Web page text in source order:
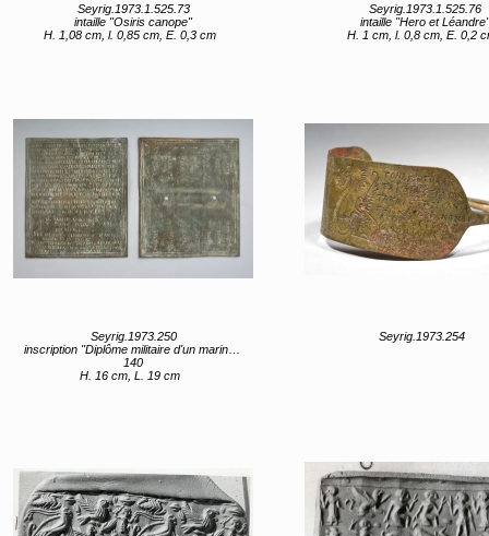
Seyrig.1973.1.525.73
intaille "Osiris canope"
H. 1,08 cm, l. 0,85 cm, E. 0,3 cm
Seyrig.1973.1.525.76
intaille "Hero et Léandre"
H. 1 cm, l. 0,8 cm, E. 0,2
Seyrig.1973.250
inscription "Diplôme militaire d'un marin lycien"
140
H. 16 cm, L. 19 cm
Seyrig.1973.254